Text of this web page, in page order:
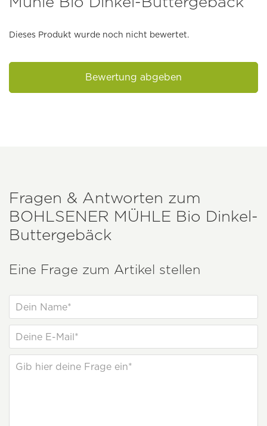
Dieses Produkt wurde noch nicht bewertet.
Bewertung abgeben
Fragen & Antworten zum
BOHLSENER MÜHLE Bio Dinkel-
Buttergebäck
Eine Frage zum Artikel stellen